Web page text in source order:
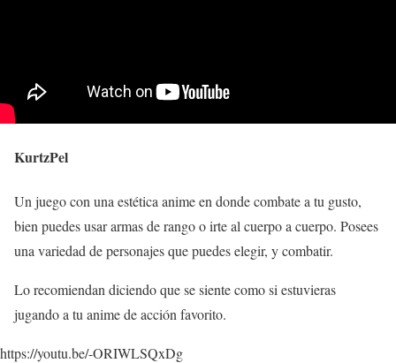
KurtzPel
Un juego con una estética anime en donde combate a tu gusto,
bien puedes usar armas de rango o irte al cuerpo a cuerpo. Posees
una variedad de personajes que puedes elegir, y combatir.
Lo recomiendan diciendo que se siente como si estuvieras
jugando a tu anime de acción favorito.
https://youtu.be/-ORIWLSQxDg